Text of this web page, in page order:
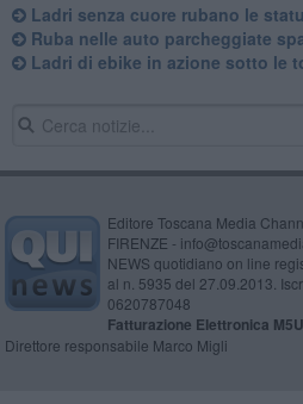
Ladri senza cuore rubano le
Ruba nelle auto parcheggiate
Ladri di ebike in azione sotto le
Editore Toscana Media
FIRENZE -
NEWS quotidiano on line
al n. 5935 del 27.09.2013.
0620787048
Fatturazione Elettronica
Direttore responsabile Marco Migli